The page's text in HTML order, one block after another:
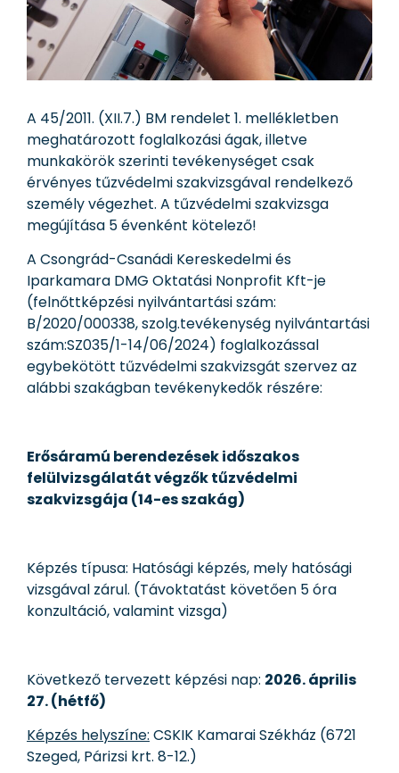
A 45/2011. (XII.7.) BM rendelet 1. mellékletben
meghatározott foglalkozási ágak, illetve
munkakörök szerinti tevékenységet csak
érvényes tűzvédelmi szakvizsgával rendelkező
személy végezhet. A tűzvédelmi szakvizsga
megújítása 5 évenként kötelező!
A Csongrád-Csanádi Kereskedelmi és
Iparkamara DMG Oktatási Nonprofit Kft-je
(felnőttképzési nyilvántartási szám:
B/2020/000338, szolg.tevékenység nyilvántartási
szám:SZ035/1-14/06/2024) foglalkozással
egybekötött tűzvédelmi szakvizsgát szervez az
alábbi szakágban tevékenykedők részére:
Erősáramú berendezések időszakos
felülvizsgálatát végzők tűzvédelmi
szakvizsgája (14-es szakág)
Képzés típusa: Hatósági képzés, mely hatósági
vizsgával zárul. (Távoktatást követően 5 óra
konzultáció, valamint vizsga)
Következő tervezett képzési nap: 2026. április
27. (hétfő)
Képzés helyszíne: CSKIK Kamarai Székház (6721
Szeged, Párizsi krt. 8-12.)